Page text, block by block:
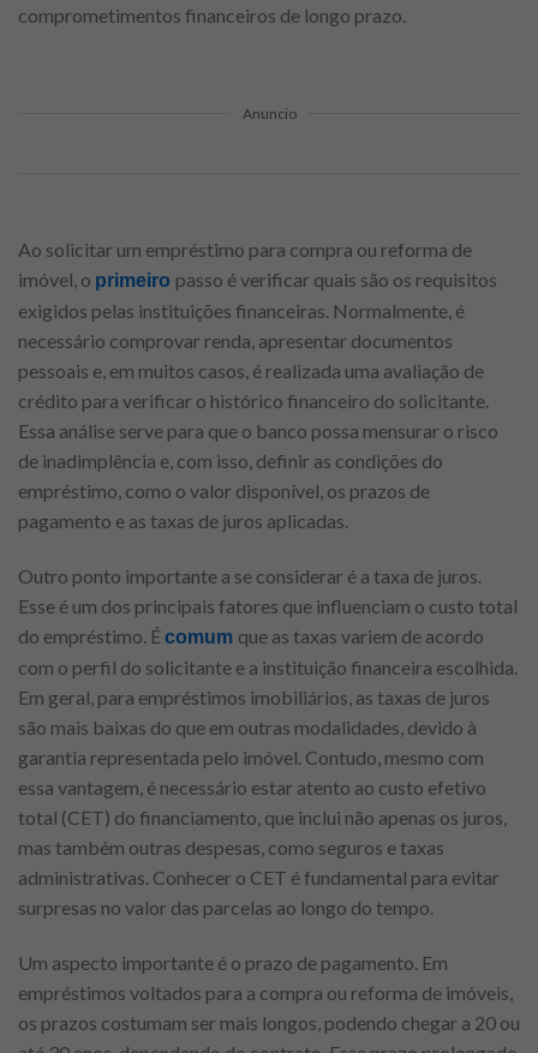
comprometimentos financeiros de longo prazo.
Anuncio
Ao solicitar um empréstimo para compra ou reforma de
imóvel, o primeiro passo é verificar quais são os requisitos
exigidos pelas instituições financeiras. Normalmente, é
necessário comprovar renda, apresentar documentos
pessoais e, em muitos casos, é realizada uma avaliação de
crédito para verificar o histórico financeiro do solicitante.
Essa análise serve para que o banco possa mensurar o risco
de inadimplência e, com isso, definir as condições do
empréstimo, como o valor disponível, os prazos de
pagamento e as taxas de juros aplicadas.
Outro ponto importante a se considerar é a taxa de juros.
Esse é um dos principais fatores que influenciam o custo total
do empréstimo. Écomum que as taxas variem de acordo
com o perfil do solicitante e a instituição financeira escolhida.
Em geral, para empréstimos imobiliários, as taxas de juros
são mais baixas do que em outras modalidades, devido à
garantia representada pelo imóvel. Contudo, mesmo com
essa vantagem, é necessário estar atento ao custo efetivo
total (CET) do financiamento, que inclui não apenas os juros,
mas também outras despesas, como seguros e taxas
administrativas. Conhecer o CET é fundamental para evitar
surpresas no valor das parcelas ao longo do tempo.
Um aspecto importante é o prazo de pagamento. Em
empréstimos voltados para a compra ou reforma de imóveis,
os prazos costumam ser mais longos, podendo chegar a 20 ou